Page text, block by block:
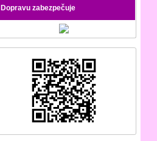
Dopravu zabezpečuje